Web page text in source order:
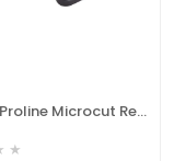
Leifheit Proline Microcut Rende 30.5X11.6CM
★